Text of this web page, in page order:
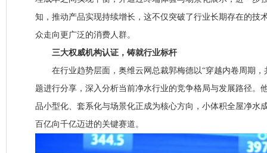
知，推动产品实现持续增长，这不仅突破了行业长期存在的技
众走向更广泛的消费人群。
三大权威机构认证，铸就行业标杆
在行业趋势层面，奥维云网总裁郭梅德以“穿越内卷周期，
题进行分享，深入分析当前净水行业的竞争格局与发展路径。
品小型化、套系化与场景化正成为核心方向，小体积全屋净水
百亿向千亿迈进的关键赛道。